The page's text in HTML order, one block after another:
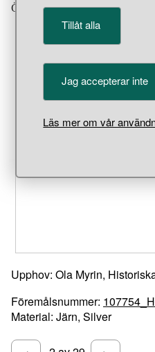
Tillåt alla
Jag accepterar inte
Läs mer om vår
Öland.
Upphov: Ola Myrin,
Föremålsnummer:
Material: Järn, Silver